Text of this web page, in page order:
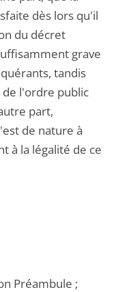
dès lors qu'il
du décret
grave
tandis
l'ordre public
part,
de nature à
à la légalité de ce
Préambule ;